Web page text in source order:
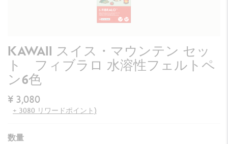
KAWAII スイス・マウンテン セッ
ト フィブラロ 水溶性フェルトペ
ン6色
¥ 3,080
+ 3080 リワードポイント)
数量